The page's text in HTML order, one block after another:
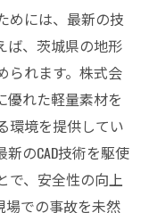
めには、最新の技
ば、茨城県の地形
られます。株式会
優れた軽量素材を
環境を提供してい
のCAD技術を駆使
で、安全性の向上
場での事故を未然